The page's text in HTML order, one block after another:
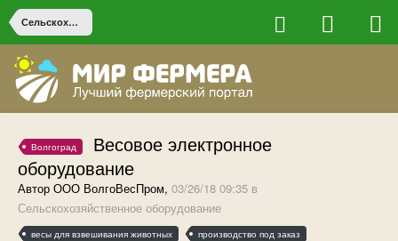
Сельскохозяйственное оборудование
Волгоград
Весовое электронное
оборудование
Автор ООО ВолгоВесПром, 03/26/18 09:35 в
Сельскохозяйственное оборудование
весы для взвешивания животных
производство под заказ